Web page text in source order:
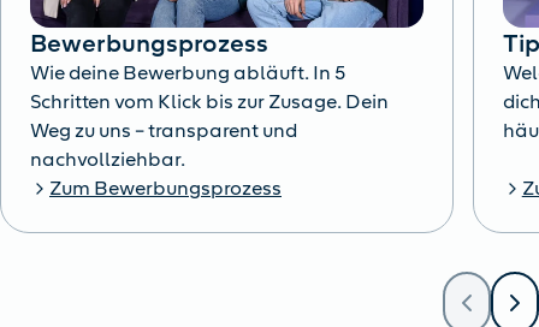
Bewerbungsprozess
Wie deine Bewerbung abläuft. In 5
Schritten vom Klick bis zur Zusage. Dein
Weg zu uns – transparent und
nachvollziehbar.
Zum Bewerbungsprozess